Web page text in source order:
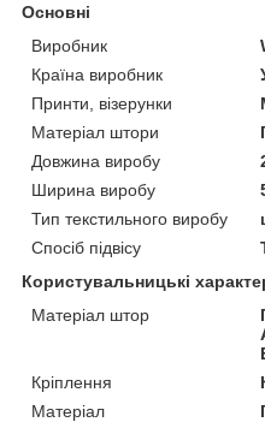
Основні
Виробник
Країна виробник
Принти, візерунки
Матеріал штори
Довжина виробу
Ширина виробу
Тип текстильного виробу
Спосіб підвісу
Користувальницькі
Матеріал штор
Кріплення
Матеріал